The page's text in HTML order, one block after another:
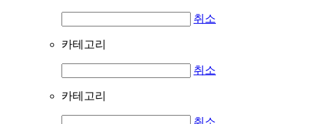
취소
카테고리
취소
카테고리